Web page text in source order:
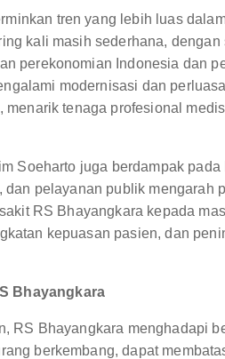
tren yang lebih luas
kali masih sederhana,
perekonomian Indonesia dan
modernisasi dan
tenaga profesional
Soeharto juga berdampak
pelayanan publik mengarah
RS Bhayangkara kepada
kepuasan pasien, dan
Bhayangkara
RS Bhayangkara menghadapi
berkembang, dapat